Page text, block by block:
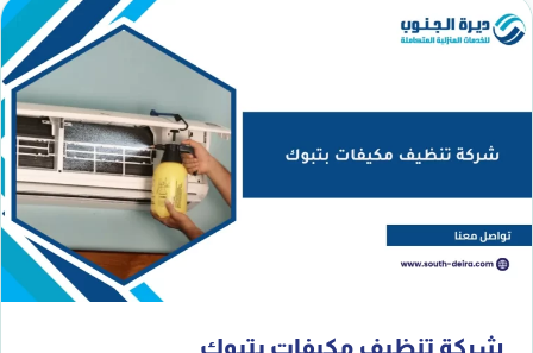
شركة تنظيف مكيفات بتبوك